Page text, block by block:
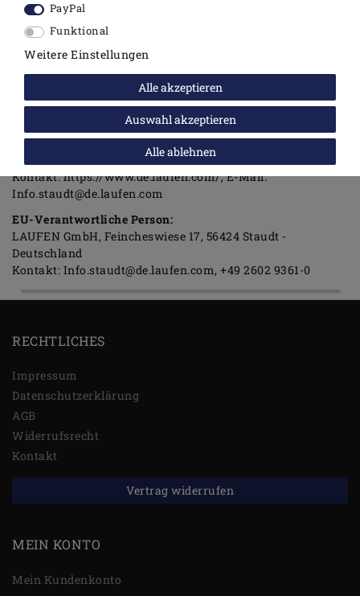
#823470 |
Angaben zur Produktsicherheit
Hersteller:
Laufen
17 56424 Staudt
Kontakt:https://www.de.laufen.com/ E-Mail:
Info.staudt@de.laufen.com
EU-Verantwortliche Person:
LAUFEN GmbH Feincheswiese 17 56424 Staudt
Deutschland
Kontakt: Info.staudt@de.laufen.com +49 2602 9361-0
RECHTLICHES
Impressum
Daten­schutz­erklärung
AGB
Widerrufs­recht
Kontakt
Vertrag widerrufen
MEIN KONTO
Mein Kundenkonto
PayPal
Funktional
Weitere Einstellungen
Alle akzeptieren
Auswahl akzeptieren
Alle ablehnen